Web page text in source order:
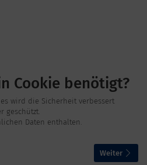
Cookie benötigt?
wird die Sicherheit verbessert
geschützt.
Daten enthalten.
Weiter